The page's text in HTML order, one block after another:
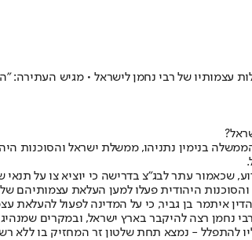
עצמותיו של רבי נחמן לישראל • מגיש
בנימין נתניהו, ממשלת ישראל והסוכנות
שכאמור עתר לבג"צ בדרישה כי יוציא צו על
היהודית פעלו למען העלאת עצמותיהם של
איתמר בן גביר, כי על המדינה לפעול
רצה להיקבר בארץ ישראל, ובמקרים
להתפלל - נמצא תחת שלטון זר המחזיק בו ללא